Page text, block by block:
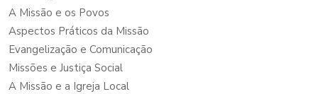
A Missão e os Povos
Aspectos Práticos da Missão
Evangelização e Comunicação
Missões e Justiça Social
A Missão e a Igreja Local